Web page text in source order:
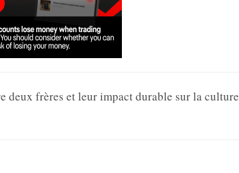
deux frères et leur impact durable sur la culture